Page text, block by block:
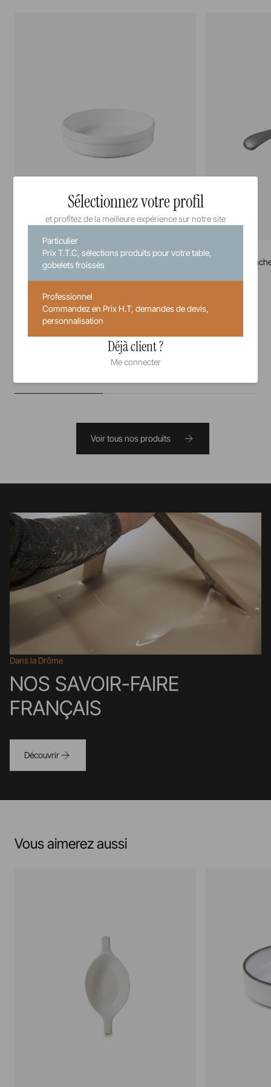
French Classics
Assiette catalane
French Classics
Cocotte à
Voir tous nos produits
Dans la Drôme
NOS SAVOIR-FAIRE
FRANÇAIS
Découvrir
Vous aimerez aussi
Sélectionnez votre profil
et profitez de la meilleure expérience sur notre site
Particulier
Prix T.T.C, sélections produits pour votre table,
gobelets froissés
Professionnel
Commandez en Prix H.T, demandes de devis,
personnalisation
Déjà client ?
Me connecter